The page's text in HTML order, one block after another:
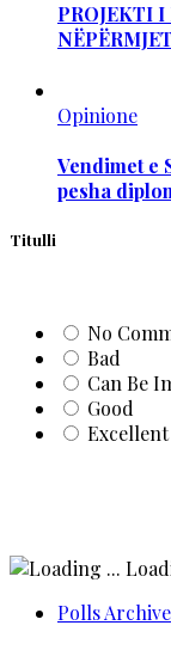
PROJEKTI
Opinione
Vendimet e
pesha
Titulli
No
Bad
Can Be
Good
Excellent
Polls Archive